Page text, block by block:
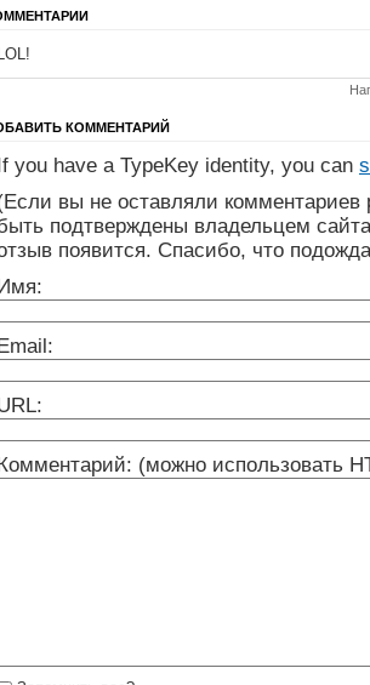
LOL!
КОММЕНТАРИЙ
you have a TypeKey identity, you can
вы не оставляли
подтверждены владельцем
появится. Спасибо, что
(можно использовать